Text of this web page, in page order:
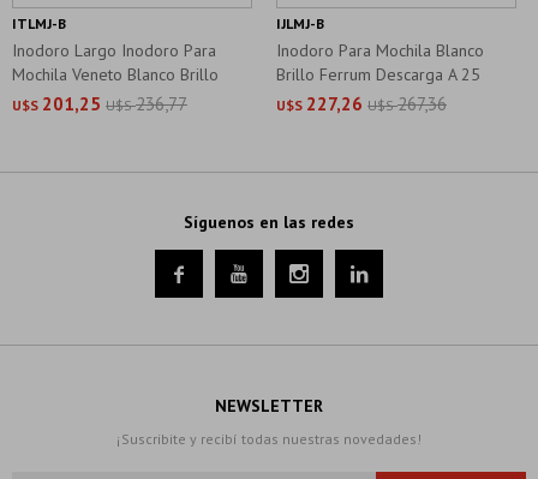
Inodoro Largo Inodoro Para
Mochila Veneto Blanco Brillo
U$S 201,25 U$S 236,77
ITLMJ-B
Inodoro Para Mochila Blanco
Brillo Ferrum Descarga A 25
Cms.
U$S 227,26 U$S 267,36
IJLMJ-B
Síguenos en las redes
   
NEWSLETTER
¡Suscribite y recibí todas nuestras novedades!